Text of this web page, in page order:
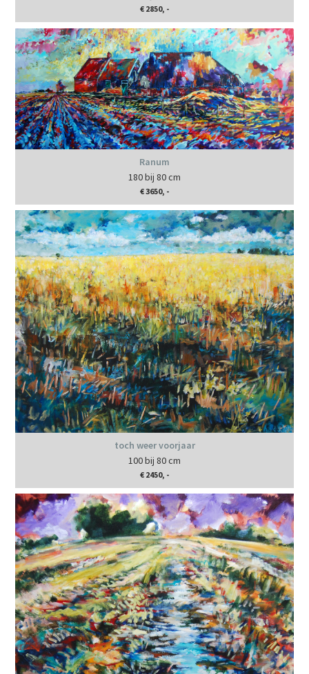
€ 2850, -
Ranum
180 bij 80 cm
€ 3650, -
toch weer voorjaar
100 bij 80 cm
€ 2450, -